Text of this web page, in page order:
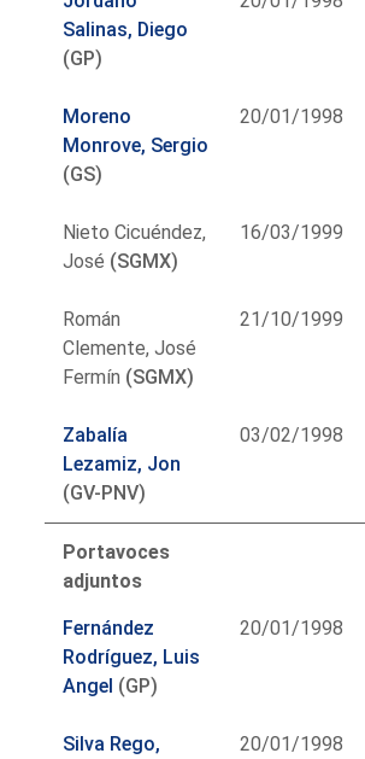
Salinas, Diego
(GP)
Moreno
Monrove, Sergio
(GS)
20/01/1998
Nieto Cicuéndez,
José (SGMX)
16/03/1999
Román
Clemente, José
Fermín (SGMX)
21/10/1999
Zabalía
Lezamiz, Jon
(GV-PNV)
03/02/1998
Portavoces
adjuntos
Fernández
Rodríguez, Luis
Angel (GP)
20/01/1998
Silva Rego,
20/01/1998